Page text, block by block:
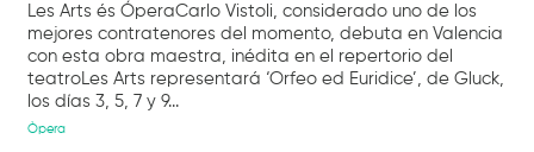
Les Arts és ÓperaCarlo Vistoli, considerado uno de los
mejores contratenores del momento, debuta en Valencia
con esta obra maestra, inédita en el repertorio del
teatroLes Arts representará ‘Orfeo ed Euridice’, de Gluck,
los días 3, 5, 7 y 9...
Òpera